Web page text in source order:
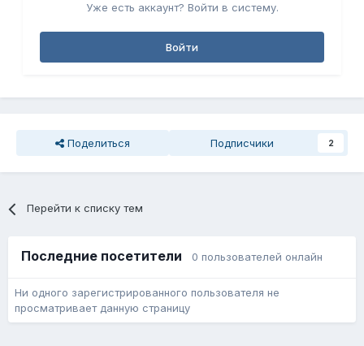
Уже есть аккаунт? Войти в систему.
Войти
Поделиться Подписчики 2
Перейти к списку тем
Последние посетители 0 пользователей онлайн
Ни одного зарегистрированного пользователя не
просматривает данную страницу